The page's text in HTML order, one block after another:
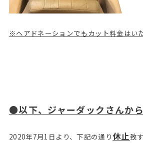
※ヘアドネーションでもカット料金はい
●以下、ジャーダックさんから
2020年7月1日より、下記の通り休止致